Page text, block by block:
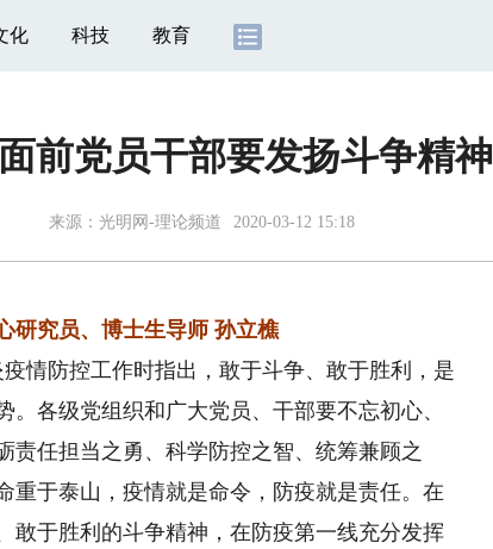
化 科技 教育
前党员干部要发扬斗争精神
来源： 光明网-理论频道 2020-03-12 15:18
研究员、博士生导师 孙立樵
防控工作时指出，敢于斗争、敢于胜利，是
各级党组织和广大党员、干部要不忘初心、
任担当之勇、科学防控之智、统筹兼顾之
重于泰山，疫情就是命令，防疫就是责任。在
敢于胜利的斗争精神，在防疫第一线充分发挥